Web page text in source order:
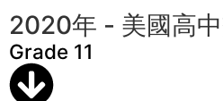
2020年 - 美國高
Grade 11